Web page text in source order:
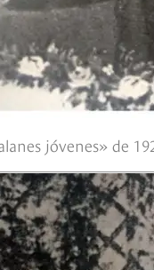
jóvenes» de